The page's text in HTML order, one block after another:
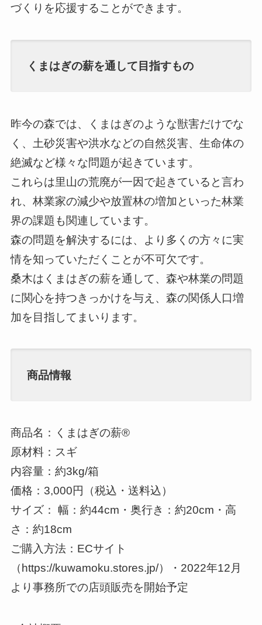
づくりを応援することができます。
くまはぎの薪を通して目指すもの
昨今の森では、くまはぎのような獣害だけでな
く、土砂災害や洪水などの自然災害、生命体の
絶滅など様々な問題が起きています。
これらは里山の荒廃が一因で起きていると言わ
れ、林業家の減少や放置林の増加といった林業
界の課題も関連しています。
森の問題を解決するには、より多くの方々に実
情を知っていただくことが不可欠です。
桑木はくまはぎの薪を通して、森や林業の問題
に関心を持つきっかけを与え、森の関係人口増
加を目指してまいります。
商品情報
商品名：くまはぎの薪®️
原材料：スギ
内容量：約3kg/箱
価格：3,000円（税込・送料込）
サイズ： 幅：約44cm・奥行き：約20cm・高
さ：約18cm
ご購入方法：ECサイト
（https://kuwamoku.stores.jp/）・2022年12月
より事務所での店頭販売を開始予定